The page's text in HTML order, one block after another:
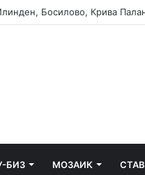
БИЗ МОЗАИК СТАВ